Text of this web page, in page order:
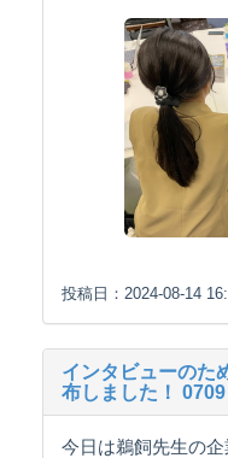
投稿日：2024-08-14
インタビューのた
布しました！ 0709
今日は鵜飼先生の